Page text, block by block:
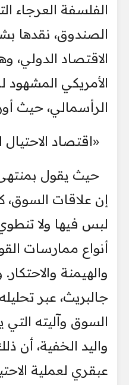
الفلسفة العرجاء
الصندوق، نقدها
الاقتصاد الدولي،
الأمريكي المشهود
الرأسمالي، حيث
«اقتصاد الاحتيال
حيث يقول
إن علاقات السوق،
لبس فيها ولا
أنواع ممارسات
والهيمنة
جالبريث، عبر
السوق وآليته
واليد الخفية، أن
عبقري لعملية